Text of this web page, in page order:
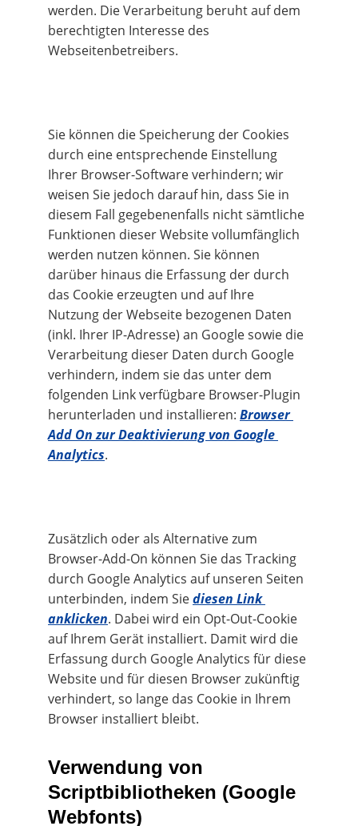
werden. Die Verarbeitung beruht auf dem
berechtigten Interesse des
Webseitenbetreibers.
Sie können die Speicherung der Cookies
durch eine entsprechende Einstellung
Ihrer Browser-Software verhindern; wir
weisen Sie jedoch darauf hin, dass Sie in
diesem Fall gegebenenfalls nicht sämtliche
Funktionen dieser Website vollumfänglich
werden nutzen können. Sie können
darüber hinaus die Erfassung der durch
das Cookie erzeugten und auf Ihre
Nutzung der Webseite bezogenen Daten
(inkl. Ihrer IP-Adresse) an Google sowie die
Verarbeitung dieser Daten durch Google
verhindern, indem sie das unter dem
folgenden Link verfügbare Browser-Plugin
herunterladen und installieren: Browser
Add On zur Deaktivierung von Google
Analytics.
Zusätzlich oder als Alternative zum
Browser-Add-On können Sie das Tracking
durch Google Analytics auf unseren Seiten
unterbinden, indem Sie diesen Link
anklicken. Dabei wird ein Opt-Out-Cookie
auf Ihrem Gerät installiert. Damit wird die
Erfassung durch Google Analytics für diese
Website und für diesen Browser zukünftig
verhindert, so lange das Cookie in Ihrem
Browser installiert bleibt.
Verwendung von
Scriptbibliotheken (Google
Webfonts)